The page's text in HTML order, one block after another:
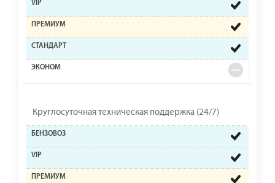
Круглосуточная техническая поддержка (24/7)